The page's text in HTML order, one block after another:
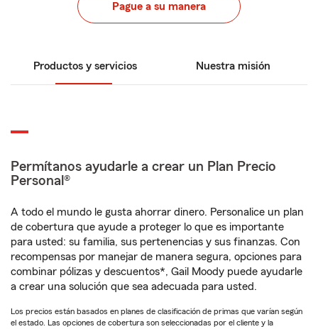
Pague a su manera
Productos y servicios Nuestra misión
Permítanos ayudarle a crear un Plan Precio
Personal®
A todo el mundo le gusta ahorrar dinero. Personalice un plan
de cobertura que ayude a proteger lo que es importante
para usted: su familia, sus pertenencias y sus finanzas. Con
recompensas por manejar de manera segura, opciones para
combinar pólizas y descuentos*, Gail Moody puede ayudarle
a crear una solución que sea adecuada para usted.
Los precios están basados en planes de clasificación de primas que varían según
el estado. Las opciones de cobertura son seleccionadas por el cliente y la